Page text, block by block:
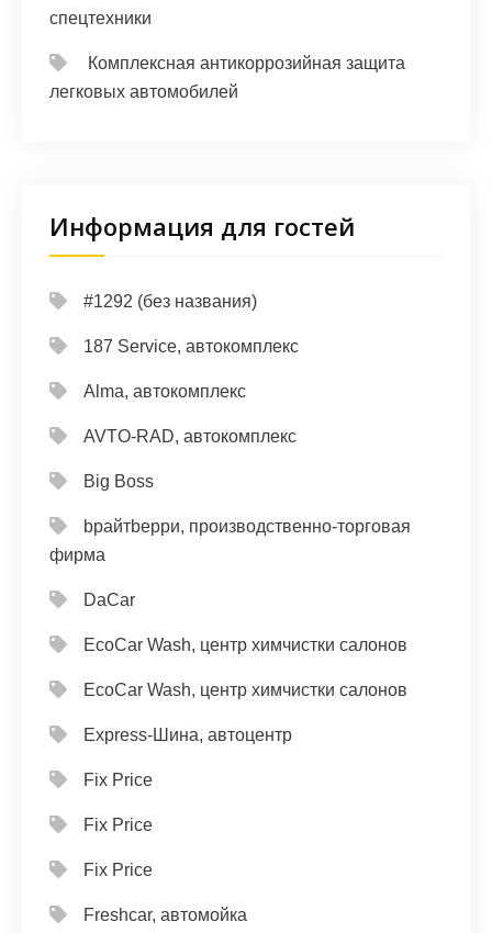
спецтехники
Комплексная антикоррозийная защита
легковых автомобилей
Информация для гостей
#1292 (без названия)
187 Service, автокомплекс
Alma, автокомплекс
AVTO-RAD, автокомплекс
Big Boss
bрайтbерри, производственно-торговая
фирма
DaCar
EcoCar Wash, центр химчистки салонов
EcoCar Wash, центр химчистки салонов
Express-Шина, автоцентр
Fix Price
Fix Price
Fix Price
Freshcar, автомойка